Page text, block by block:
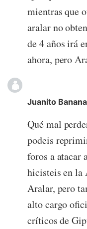
mientras que
aralar no
de 4 años irá
ahora, pero
Juanito
Qué mal
podeis
foros a atacar
hicisteis en la
Aralar, pero
alto cargo
críticos de